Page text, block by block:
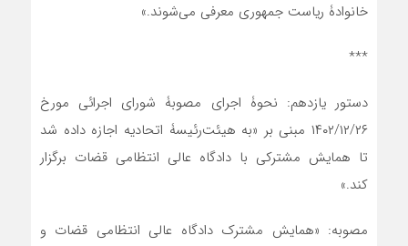
خانوادۀ ریاست جمهوری معرفی می‌شوند.»
***
دستور یازدهم: نحوۀ اجرای مصوبۀ شورای اجرائی مورخ
۱۴۰۲/۱۲/۲۶ مبنی بر «به هیئت‌رئیسۀ اتحادیه اجازه داده شد
تا همایش مشترکی با دادگاه عالی انتظامی قضات برگزار
کند.»
مصوبه: «همایش مشترک دادگاه عالی انتظامی قضات و